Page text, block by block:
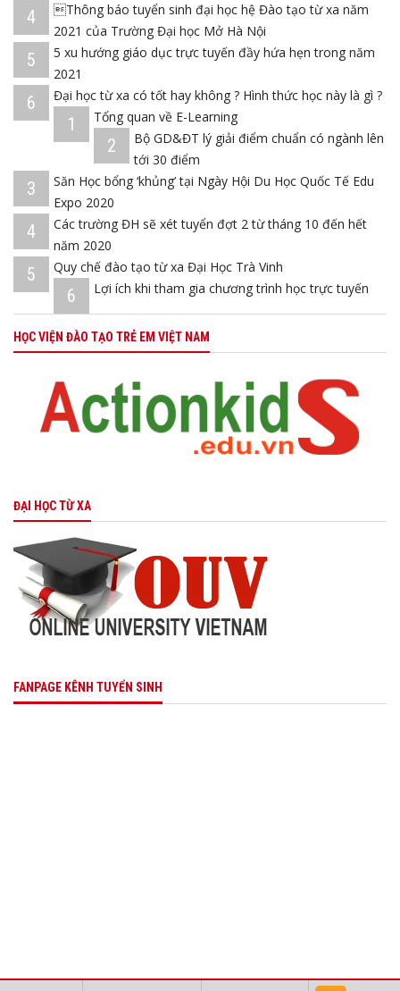
4
Thông báo tuyển sinh đại học hệ Đào tạo từ xa năm
2021 của Trường Đại học Mở Hà Nội
5
5 xu hướng giáo dục trực tuyến đầy hứa hẹn trong năm
2021
6 Đại học từ xa có tốt hay không ? Hình thức học này là gì ?
1 Tổng quan về E-Learning
2
Bộ GD&ĐT lý giải điểm chuẩn có ngành lên
tới 30 điểm
3
Săn Học bổng ‘khủng’ tại Ngày Hội Du Học Quốc Tế Edu
Expo 2020
4
Các trường ĐH sẽ xét tuyển đợt 2 từ tháng 10 đến hết
năm 2020
5 Quy chế đào tạo từ xa Đại Học Trà Vinh
6 Lợi ích khi tham gia chương trình học trực tuyến
HỌC VIỆN ĐÀO TẠO TRẺ EM VIỆT NAM
ĐẠI HỌC TỪ XA
FANPAGE KÊNH TUYỂN SINH